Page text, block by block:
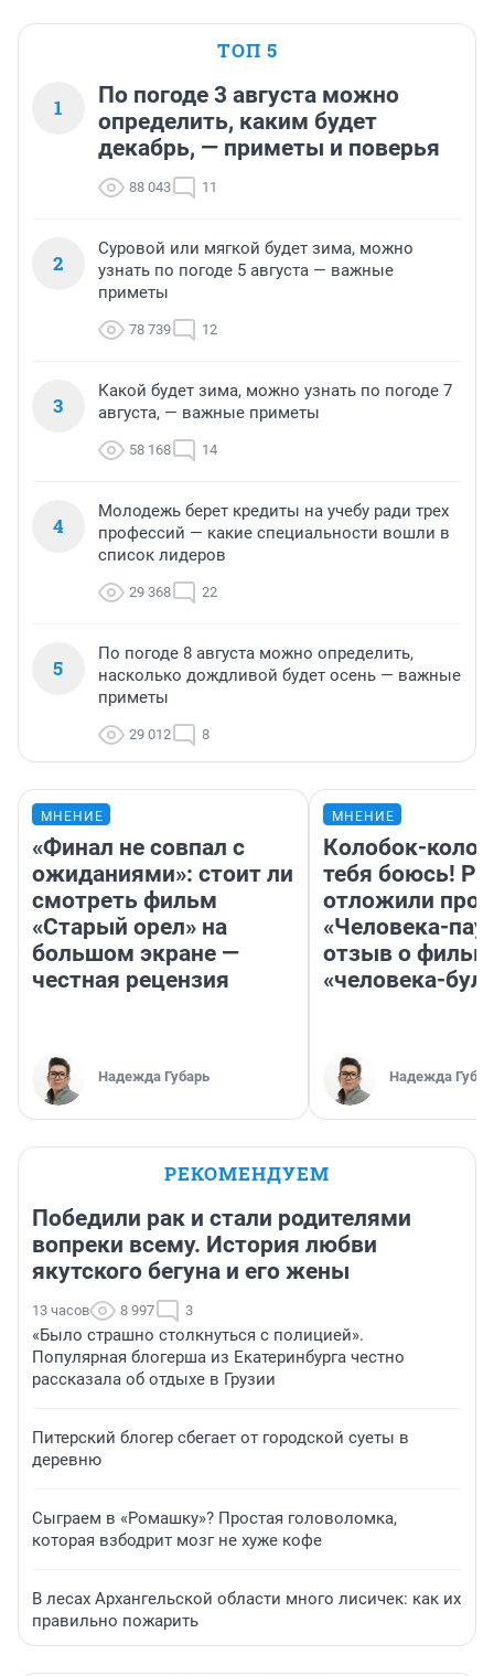
ТОП 5
1
По погоде 3 августа можно
определить, каким будет
декабрь, — приметы и поверья
88 043 11
2
Суровой или мягкой будет зима, можно
узнать по погоде 5 августа — важные
приметы
78 739 12
3
Какой будет зима, можно узнать по погоде 7
августа, — важные приметы
58 168 14
4
Молодежь берет кредиты на учебу ради трех
профессий — какие специальности вошли в
список лидеров
29 368 22
5
По погоде 8 августа можно определить,
насколько дождливой будет осень — важные
приметы
29 012 8
МНЕНИЕ
«Финал не совпал с
ожиданиями»: стоит ли
смотреть фильм
«Старый орел» на
большом экране —
честная рецензия
Надежда Губарь
МНЕНИЕ
Колобок-
тебя боюсь!
отложили
«Человека-
отзыв о
«человека-
Надежда
РЕКОМЕНДУЕМ
Победили рак и стали родителями
вопреки всему. История любви
якутского бегуна и его жены
13 часов 8 997 3
«Было страшно столкнуться с полицией».
Популярная блогерша из Екатеринбурга честно
рассказала об отдыхе в Грузии
Питерский блогер сбегает от городской суеты в
деревню
Сыграем в «Ромашку»? Простая головоломка,
которая взбодрит мозг не хуже кофе
В лесах Архангельской области много лисичек: как их
правильно пожарить